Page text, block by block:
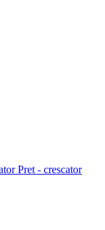
Pret - crescator